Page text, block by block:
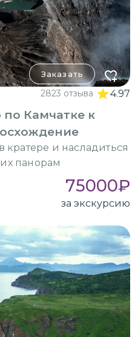
Заказать
2823 отзыва 4.97
Камчатке к
кратере и насладиться
панорам
75000₽
за экскурсию